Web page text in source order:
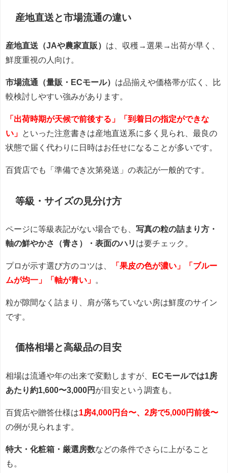
産地直送と市場流通の違い
産地直送（JAや農家直販） は、収穫→選果→出荷が早く、
鮮度重視の人向け。
市場流通（量販・ECモール） は品揃えや価格帯が広く、比
較検討しやすい強みがあります。
「出荷時期が天候で前後する」「到着日の指定ができな
い」
といった注意書きは産地直送系に多く見られ、最良の
状態で届く代わりに日時はお任せになることが多いです。
百貨店でも「準備でき次第発送」の表記が一般的です。
等級・サイズの見分け方
ページに等級表記がない場合でも、 写真の粒の詰まり方・
軸の鮮やかさ（青さ）・表面のハリ は要チェック。
プロが示す選び方のコツは、
「果皮の色が濃い」「ブルー
ムが均一」「軸が青い」
粒が隙間なく詰まり、肩が落ちていない房は鮮度のサイン
です。
価格相場と高級品の目安
相場は流通や年の出来で変動しますが、 ECモールでは1房
あたり約1,600〜3,000円 が目安という調査も。
百貨店や贈答仕様は1房4,000円台〜、2房で5,000円前後〜
の例が見られます。
特大・化粧箱・厳選房数などの条件でさらに上がること
も。